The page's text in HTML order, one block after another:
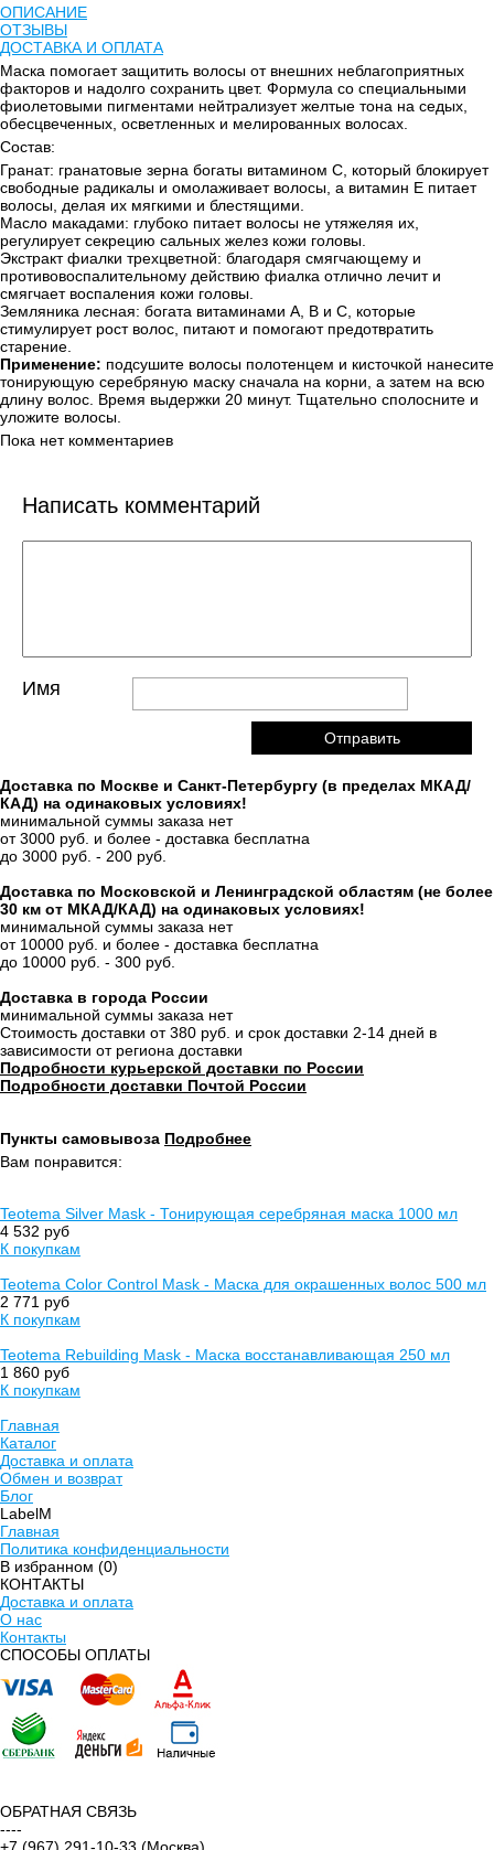
ОПИСАНИЕ
ОТЗЫВЫ
ДОСТАВКА И ОПЛАТА
Маска помогает защитить волосы от внешних неблагоприятных
факторов и надолго сохранить цвет. Формула со специальными
фиолетовыми пигментами нейтрализует желтые тона на седых,
обесцвеченных, осветленных и мелированных волосах.
Состав:
Гранат: гранатовые зерна богаты витамином С, который блокирует
свободные радикалы и омолаживает волосы, а витамин Е питает
волосы, делая их мягкими и блестящими.
Масло макадами: глубоко питает волосы не утяжеляя их,
регулирует секрецию сальных желез кожи головы.
Экстракт фиалки трехцветной: благодаря смягчающему и
противовоспалительному действию фиалка отлично лечит и
смягчает воспаления кожи головы.
Земляника лесная: богата витаминами А, В и С, которые
стимулирует рост волос, питают и помогают предотвратить
старение.
Применение: подсушите волосы полотенцем и кисточкой нанесите
тонирующую серебряную маску сначала на корни, а затем на всю
длину волос. Время выдержки 20 минут. Тщательно сполосните и
уложите волосы.
Пока нет комментариев
Написать комментарий
Имя
Доставка по Москве и Санкт-Петербургу (в пределах МКАД/
КАД) на одинаковых условиях!
минимальной суммы заказа нет
от 3000 руб. и более - доставка бесплатна
до 3000 руб. - 200 руб.
Доставка по Московской и Ленинградской областям (не более
30 км от МКАД/КАД) на одинаковых условиях!
минимальной суммы заказа нет
от 10000 руб. и более - доставка бесплатна
до 10000 руб. - 300 руб.
Доставка в города России
минимальной суммы заказа нет
Стоимость доставки от 380 руб. и срок доставки 2-14 дней в
зависимости от региона доставки
Подробности курьерской доставки по России
Подробности доставки Почтой России
Пункты самовывоза Подробнее
Вам понравится:
Teotema Silver Mask - Тонирующая серебряная маска 1000 мл
4 532 руб
К покупкам
Teotema Color Control Mask - Маска для окрашенных волос 500 мл
2 771 руб
К покупкам
Teotema Rebuilding Mask - Маска восстанавливающая 250 мл
1 860 руб
К покупкам
Главная
Каталог
Доставка и оплата
Обмен и возврат
Блог
LabelM
Главная
Политика конфиденциальности
В избранном (0)
КОНТАКТЫ
Доставка и оплата
О нас
Контакты
CПОСОБЫ ОПЛАТЫ
ОБРАТНАЯ СВЯЗЬ
----